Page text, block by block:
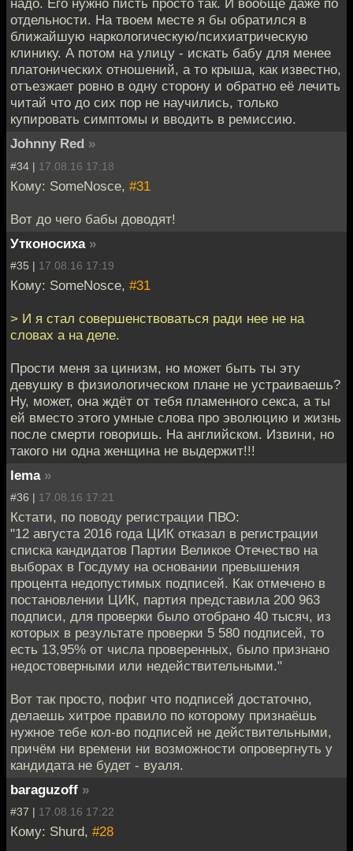
надо. Его нужно писть просто так. И вообще даже по
отдельности. На твоем месте я бы обратился в
ближайшую наркологическую/психиатрическую
клинику. А потом на улицу - искать бабу для менее
платонических отношений, а то крыша, как известно,
отъезжает ровно в одну сторону и обратно её лечить
читай что до сих пор не научились, только
купировать симптомы и вводить в ремиссию.
Johnny Red »
#34 | 17.08.16 17:18
Кому: SomeNosce, #31
Вот до чего бабы доводят!
Утконосиха »
#35 | 17.08.16 17:19
Кому: SomeNosce, #31
> И я стал совершенствоваться ради нее не на
словах а на деле.
Прости меня за цинизм, но может быть ты эту
девушку в физиологическом плане не устраиваешь?
Ну, может, она ждёт от тебя пламенного секса, а ты
ей вместо этого умные слова про эволюцию и жизнь
после смерти говоришь. На английском. Извини, но
такого ни одна женщина не выдержит!!!
lema »
#36 | 17.08.16 17:21
Кстати, по поводу регистрации ПВО:
"12 августа 2016 года ЦИК отказал в регистрации
списка кандидатов Партии Великое Отечество на
выборах в Госдуму на основании превышения
процента недопустимых подписей. Как отмечено в
постановлении ЦИК, партия представила 200 963
подписи, для проверки было отобрано 40 тысяч, из
которых в результате проверки 5 580 подписей, то
есть 13,95% от числа проверенных, было признано
недостоверными или недействительными."
Вот так просто, пофиг что подписей достаточно,
делаешь хитрое правило по которому признаёшь
нужное тебе кол-во подписей не действительными,
причём ни времени ни возможности опровергнуть у
кандидата не будет - вуаля.
baraguzoff »
#37 | 17.08.16 17:22
Кому: Shurd, #28